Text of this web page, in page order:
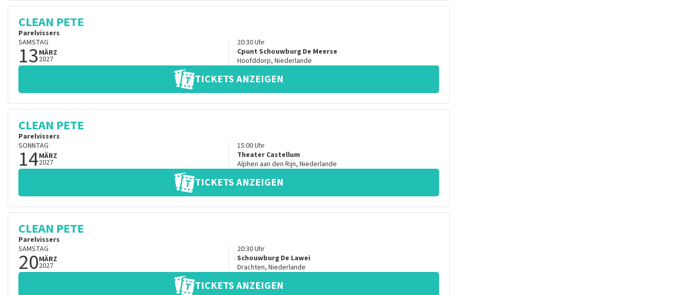
CLEAN PETE
Parelvissers
SAMSTAG
13MÄRZ
2027
20:30Uhr
Cpunt Schouwburg De Meerse
Hoofddorp, Niederlande
TICKETS ANZEIGEN
CLEAN PETE
Parelvissers
SONNTAG
14MÄRZ
2027
15:00Uhr
Theater Castellum
Alphen aan den Rijn, Niederlande
TICKETS ANZEIGEN
CLEAN PETE
Parelvissers
SAMSTAG
20MÄRZ
2027
20:30Uhr
Schouwburg De Lawei
Drachten, Niederlande
TICKETS ANZEIGEN